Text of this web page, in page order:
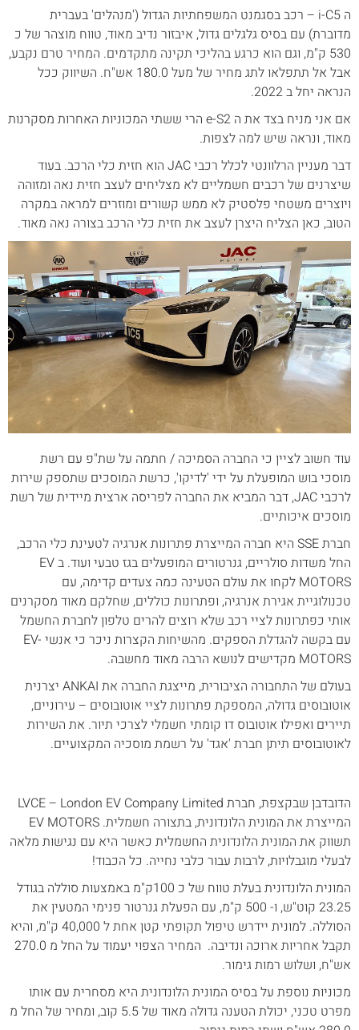
ה i-C5 – רכב בסגמנט המשפחתיות הגדול ('מנהלים' בעברית
מדוברת) עם בסיס גלגלים גדול, איבזור נדיב מאוד, טווח מוצהר של כ
530 ק"מ, וגם הוא כרגע בהליכי תקינה מתקדמים. המחיר טרם נקבע,
אבל אל תתפלאו לתג מחיר של מעל 180.0 אש"ח. השיווק ככל
הנראה יחל ב 2022.
אם אני מניח בצד את ה e-S2 הרי ששתי המכוניות האחרות מסקרנות
מאוד, ונראה שיש למה לצפות.
דבר מעניין הרלוונטי לכלל רכבי JAC הוא חזית כלי הרכב. בעוד
שיצרנים של רכבים חשמליים לא מצליחים לעצב חזית נאה ומזוהה
ויוצרים משטחי פלסטיק לא ממש קשורים ומוזרים למראה במקרה
הטוב, כאן הצליח היצרן לעצב את חזית כלי הרכב בצורה נאה מאוד.
עוד חשוב לציין כי החברה הסמיכה / חתמה על שת"פ עם רשת
מוסכי בוש המופעלת על ידי 'לדיקו', כרשת המוסכים שתספק שירות
לרכבי JAC, דבר המביא את החברה לפריסה ארצית מיידית של רשת
מוסכים איכותיים.
חברת SSE היא חברה המייצרת פתרונות אנרגיה לטעינת כלי הרכב,
החל משדות סולריים, גנרטורים המופעלים בגז טבעי ועוד. ב EV
MOTORS לקחו את עולם הטעינה כמה צעדים קדימה, עם
טכנולוגיית אגירת אנרגיה, ופתרונות כוללים, שחלקם מאוד מסקרנים
אותי כפתרונות לציי רכב שלא רוצים להרים טלפון לחברת החשמל
עם בקשה להגדלת הספקים. מהשיחות הקצרות ניכר כי אנשי EV-
MOTORS מקדישים לנושא הרבה מאוד מחשבה.
בעולם של התחבורה הציבורית, מייצגת החברה את ANKAI יצרנית
אוטובוסים גדולה, המספקת פתרונות לציי אוטובוסים – עירוניים,
תיירים ואפילו אוטובוס דו קומתי חשמלי לצרכי תיור. את השירות
לאוטובוסים תיתן חברת 'אגד' על רשמת מוסכיה המקצועיים.
הדובדבן שבקצפת, חברת LVCE – London EV Company Limited
המייצרת את המונית הלונדונית, בתצורה חשמלית. EV MOTORS
תשווק את המונית הלונדונית החשמלית כאשר היא עם נגישות מלאה
לבעלי מוגבלויות, לרבות עבור כלבי נחייה. כל הכבוד!
המונית הלונדונית בעלת טווח של כ 100ק"מ באמצעות סוללה בגודל
23.25 קוט"ש, ו- 500 ק"מ, עם הפעלת גנרטור פנימי המטעין את
הסוללה. למונית יידרש טיפול תקופתי קטן אחת ל 40,000 ק"מ, והיא
תקבל אחריות ארוכה ונדיבה. המחיר הצפוי יעמוד על החל מ 270.0
אש"ח, ושלוש רמות גימור.
מכוניות נוספת על בסיס המונית הלונדונית היא מסחרית עם אותו
מפרט טכני, יכולת הטענה גדולה מאוד של 5.5 קוב, ומחיר של החל מ